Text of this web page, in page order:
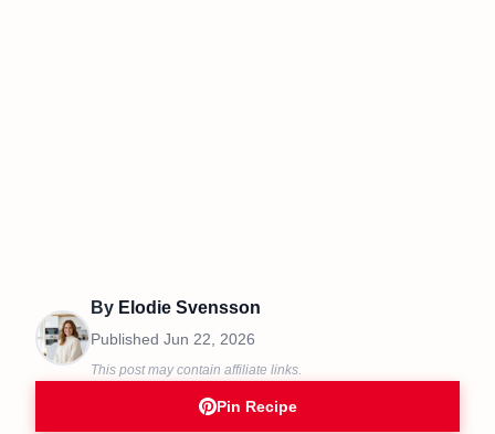
By Elodie Svensson
Published Jun 22, 2026
This post may contain affiliate links.
Pin Recipe